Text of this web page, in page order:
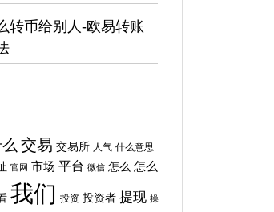
转币给别人-欧易转账
交易 交易所 人气 什么意思
官网 市场 平台 微信 怎么 怎么
我们 投资 投资者 提现 操